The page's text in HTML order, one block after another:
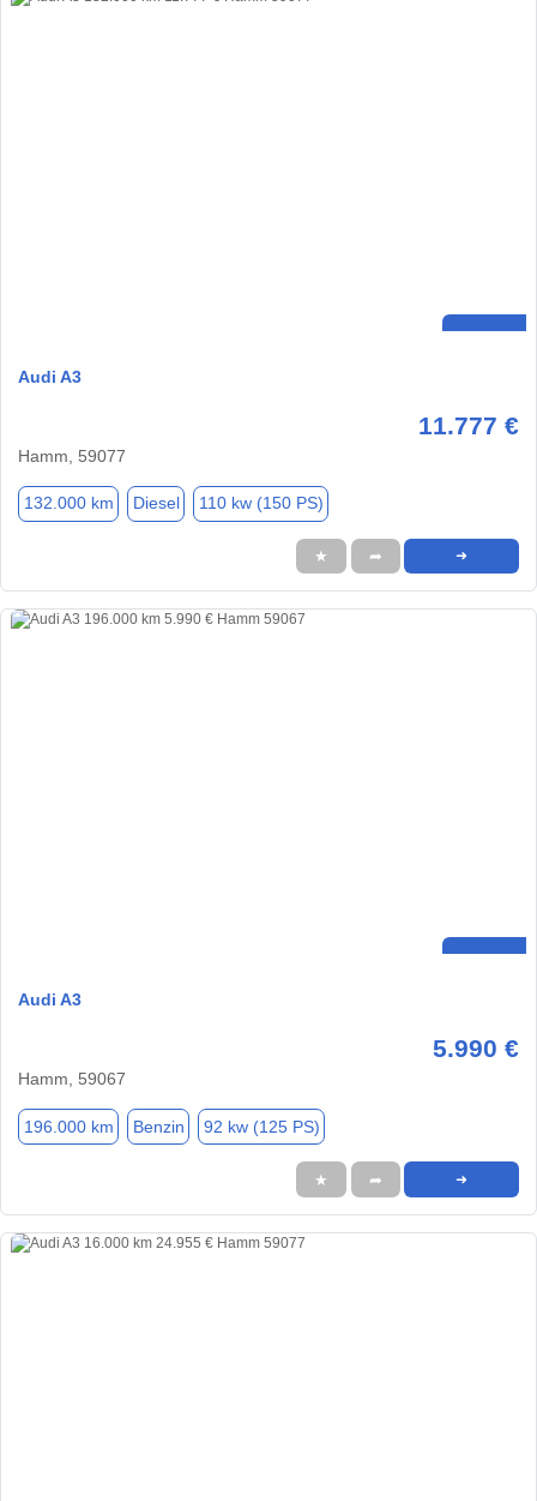
Audi A3
11.777 €
Hamm, 59077
132.000 km Diesel 110 kw (150 PS)
★ ➦ ➜
Audi A3
5.990 €
Hamm, 59067
196.000 km Benzin 92 kw (125 PS)
★ ➦ ➜